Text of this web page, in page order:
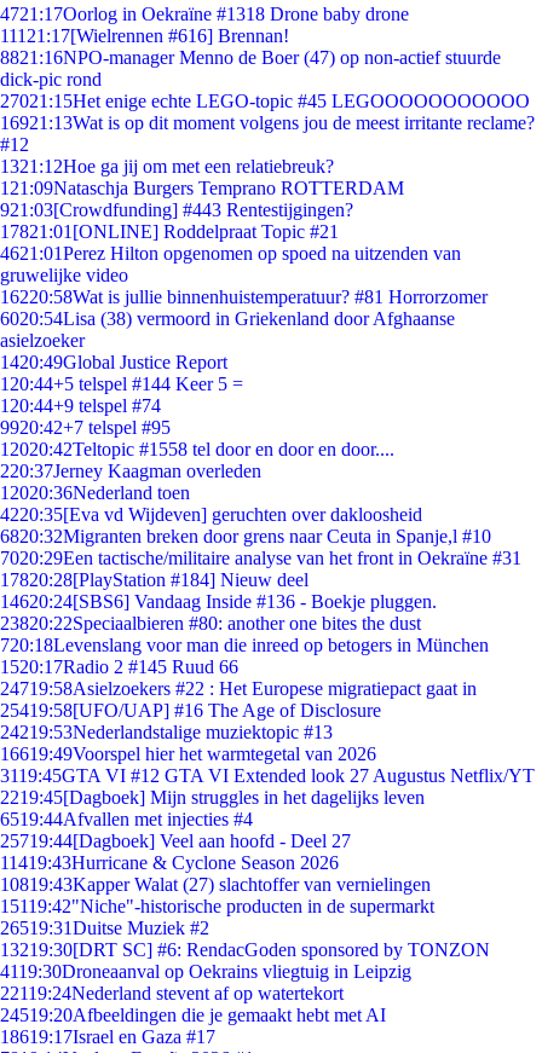
4721:17Oorlog in Oekraïne #1318 Drone baby drone
111 21:17[Wielrennen #616] Brennan!
8821:16NPO-manager Menno de Boer (47) op non-actief stuurde
dick-pic rond
27021:15Het enige echte LEGO-topic #45 LEGOOOOOOOOOOO
16921:13Wat is op dit moment volgens jou de meest irritante reclame?
#12
1321:12Hoe ga jij om met een relatiebreuk?
1 21:09Nataschja Burgers Temprano ROTTERDAM
921:03[Crowdfunding] #443 Rentestijgingen?
17821:01 [ONLINE] Roddelpraat Topic #21
4621:01Perez Hilton opgenomen op spoed na uitzenden van
gruwelijke video
16220:58Wat is jullie binnenhuistemperatuur? #81 Horrorzomer
6020:54Lisa (38) vermoord in Griekenland door Afghaanse
asielzoeker
1420:49Global Justice Report
1 20:44+5 telspel #144 Keer 5 =
1 20:44+9 telspel #74
9920:42+7 telspel #95
12020:42Teltopic #1558 tel door en door en door....
220:37Jerney Kaagman overleden
12020:36Nederland toen
4220:35[Eva vd Wijdeven] geruchten over dakloosheid
6820:32Migranten breken door grens naar Ceuta in Spanje,l #10
7020:29Een tactische/militaire analyse van het front in Oekraïne #31
17820:28[PlayStation #184] Nieuw deel
14620:24[SBS6] Vandaag Inside #136 - Boekje pluggen.
23820:22Speciaalbieren #80: another one bites the dust
720:18Levenslang voor man die inreed op betogers in München
1520:17Radio 2 #145 Ruud 66
24719:58Asielzoekers #22 : Het Europese migratiepact gaat in
25419:58[UFO/UAP] #16 The Age of Disclosure
24219:53Nederlandstalige muziektopic #13
16619:49Voorspel hier het warmtegetal van 2026
3119:45GTA VI #12 GTA VI Extended look 27 Augustus Netflix/YT
2219:45[Dagboek] Mijn struggles in het dagelijks leven
6519:44Afvallen met injecties #4
25719:44[Dagboek] Veel aan hoofd - Deel 27
11419:43Hurricane & Cyclone Season 2026
10819:43Kapper Walat (27) slachtoffer van vernielingen
15119:42"Niche"-historische producten in de supermarkt
26519:31Duitse Muziek #2
13219:30[DRT SC] #6: RendacGoden sponsored by TONZON
4119:30Droneaanval op Oekrains vliegtuig in Leipzig
22119:24Nederland stevent af op watertekort
24519:20Afbeeldingen die je gemaakt hebt met AI
18619:17Israel en Gaza #17